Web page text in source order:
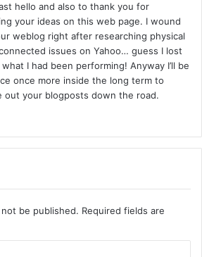
s
:
hello and also to thank you for
your ideas on this web page. I wound
weblog right after researching physical
issues on Yahoo… guess I lost
I had been performing! Anyway I’ll be
once more inside the long term to
out your blogposts down the road.
be published. Required fields are